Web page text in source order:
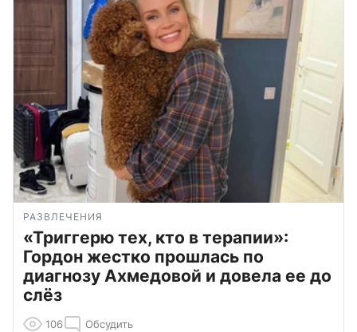
РАЗВЛЕЧЕНИЯ
«Триггерю тех, кто в терапии»:
Гордон жестко прошлась по
диагнозу Ахмедовой и довела ее до
слёз
106 Обсудить